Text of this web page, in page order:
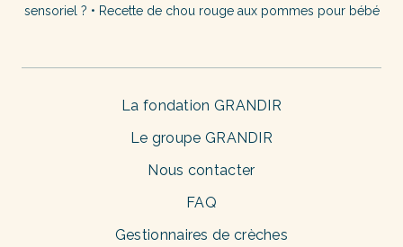
sensoriel ? • Recette de chou rouge aux pommes pour bébé
La fondation GRANDIR
Le groupe GRANDIR
Nous contacter
FAQ
Gestionnaires de crèches